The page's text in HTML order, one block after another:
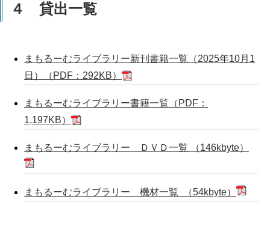
４ 貸出一覧
まもるーむライブラリー新刊書籍一覧（2025年10月1
日）（PDF：292KB）
まもるーむライブラリー書籍一覧（PDF：
1,197KB）
まもるーむライブラリー ＤＶＤ一覧 （146kbyte）
まもるーむライブラリー 機材一覧 （54kbyte）